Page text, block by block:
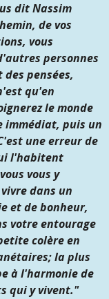
dit Nassim
de vos
vous
personnes
pensées,
qu'en
le monde
immédiat, puis un
une erreur de
l'habitent
vous y
dans un
et de bonheur,
votre entourage
colère en
la plus
à l'harmonie de
qui y vivent."